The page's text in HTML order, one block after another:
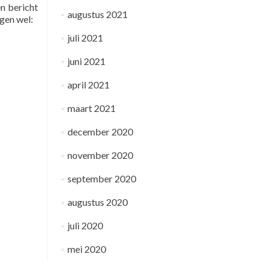
bericht
wel:
augustus 2021
juli 2021
juni 2021
april 2021
maart 2021
december 2020
november 2020
september 2020
augustus 2020
juli 2020
mei 2020